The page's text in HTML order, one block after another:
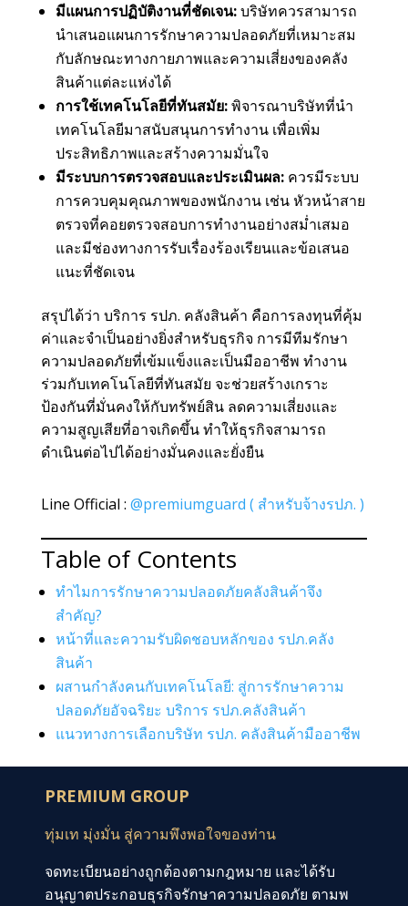
มีแผนการปฏิบัติงานที่ชัดเจน:บริษัทควรสามารถ
นำเสนอแผนการรักษาความปลอดภัยที่เหมาะสม
กับลักษณะทางกายภาพและความเสี่ยงของคลัง
สินค้าแต่ละแห่งได้
การใช้เทคโนโลยีที่ทันสมัย:พิจารณาบริษัทที่นำ
เทคโนโลยีมาสนับสนุนการทำงาน เพื่อเพิ่ม
ประสิทธิภาพและสร้างความมั่นใจ
มีระบบการตรวจสอบและประเมินผล:ควรมีระบบ
การควบคุมคุณภาพของพนักงาน เช่น หัวหน้าสาย
ตรวจที่คอยตรวจสอบการทำงานอย่างสม่ำเสมอ
และมีช่องทางการรับเรื่องร้องเรียนและข้อเสนอ
แนะที่ชัดเจน
สรุปได้ว่า บริการ รปภ. คลังสินค้า คือการลงทุนที่คุ้ม
ค่าและจำเป็นอย่างยิ่งสำหรับธุรกิจ การมีทีมรักษา
ความปลอดภัยที่เข้มแข็งและเป็นมืออาชีพ ทำงาน
ร่วมกับเทคโนโลยีที่ทันสมัย จะช่วยสร้างเกราะ
ป้องกันที่มั่นคงให้กับทรัพย์สิน ลดความเสี่ยงและ
ความสูญเสียที่อาจเกิดขึ้น ทำให้ธุรกิจสามารถ
ดำเนินต่อไปได้อย่างมั่นคงและยั่งยืน
Line Official : @premiumguard ( สำหรับจ้างรปภ. )
Table of Contents
ทำไมการรักษาความปลอดภัยคลังสินค้าจึง
สำคัญ?
หน้าที่และความรับผิดชอบหลักของ รปภ.คลัง
สินค้า
ผสานกำลังคนกับเทคโนโลยี: สู่การรักษาความ
ปลอดภัยอัจฉริยะ บริการ รปภ.คลังสินค้า
แนวทางการเลือกบริษัท รปภ. คลังสินค้ามืออาชีพ
PREMIUM GROUP
ทุ่มเท มุ่งมั่น สู่ความพึงพอใจของท่าน
จดทะเบียนอย่างถูกต้องตามกฎหมาย และได้รับ
อนุญาตประกอบธุรกิจรักษาความปลอดภัย ตามพ